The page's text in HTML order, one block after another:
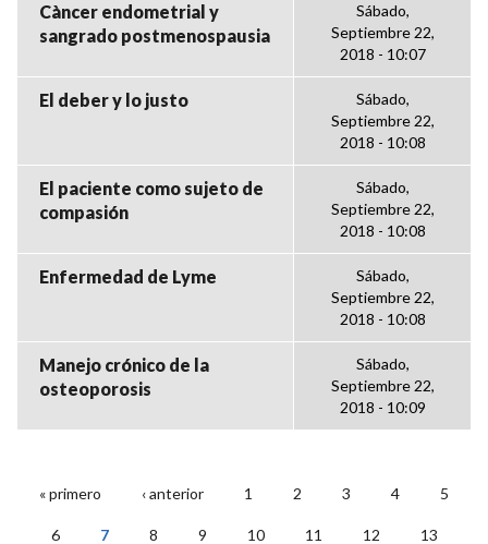
Càncer endometrial y
sangrado postmenospausia
Sábado,
Septiembre 22,
2018 - 10:07
El deber y lo justo
Sábado,
Septiembre 22,
2018 - 10:08
El paciente como sujeto de
compasión
Sábado,
Septiembre 22,
2018 - 10:08
Enfermedad de Lyme
Sábado,
Septiembre 22,
2018 - 10:08
Manejo crónico de la
osteoporosis
Sábado,
Septiembre 22,
2018 - 10:09
PÁGINAS
« primero ‹ anterior 1 2 3 4 5
6 7 8 9 10 11 12 13